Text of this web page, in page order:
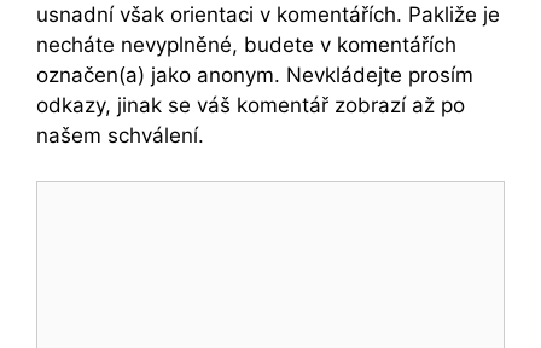
usnadní však orientaci v komentářích. Pakliže je
necháte nevyplněné, budete v komentářích
označen(a) jako anonym. Nevkládejte prosím
odkazy, jinak se váš komentář zobrazí až po
našem schválení.